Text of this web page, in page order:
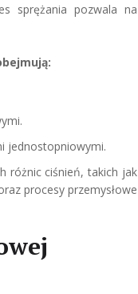
sprężania pozwala na
jednostopniowymi.
różnic ciśnień, takich jak
procesy przemysłowe